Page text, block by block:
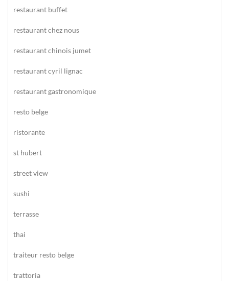
restaurant buffet
restaurant chez nous
restaurant chinois jumet
restaurant cyril lignac
restaurant gastronomique
resto belge
ristorante
st hubert
street view
sushi
terrasse
thai
traiteur resto belge
trattoria